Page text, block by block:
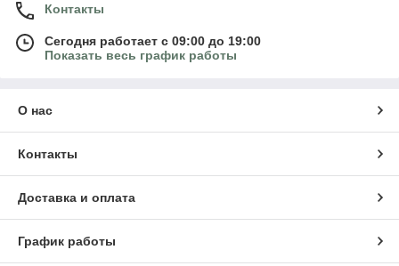
Контакты
Сегодня работает с 09:00 до 19:00
Показать весь график работы
О нас
Контакты
Доставка и оплата
График работы